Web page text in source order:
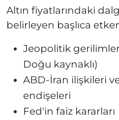
Altın fiyatlarındaki
belirleyen başlıca
Jeopolitik
Doğu kaynaklı)
ABD-İran ilişkileri
endişeleri
Fed'in faiz kararları